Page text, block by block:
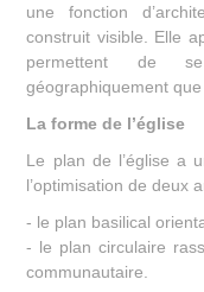
une fonction
construit visible. Elle
permettent de
géographiquement que
La forme de l’église
Le plan de l’église a
l’optimisation de deux
- le plan basilical
- le plan circulaire
communautaire.